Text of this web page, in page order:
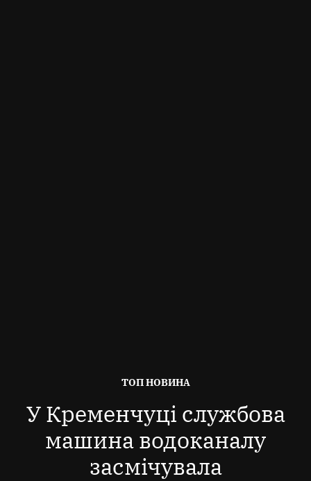
ОПУБЛІКОВАНО
ТОП НОВИНА
У Кременчуці службова
машина водоканалу
засмічувала